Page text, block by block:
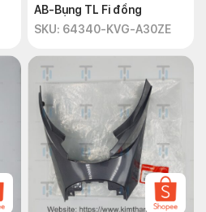
AB-Bụng TL Fi đồng
SKU: 64340-KVG-A30ZE